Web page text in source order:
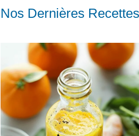
Nos Dernières Recettes